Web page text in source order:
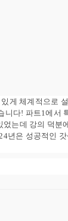
게 체계적으로
니다! 파트1에서
는데 강의 덕분
년은 성공적인